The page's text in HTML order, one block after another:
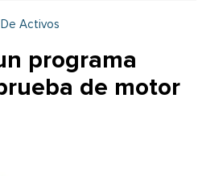
Activos
programa
de motor